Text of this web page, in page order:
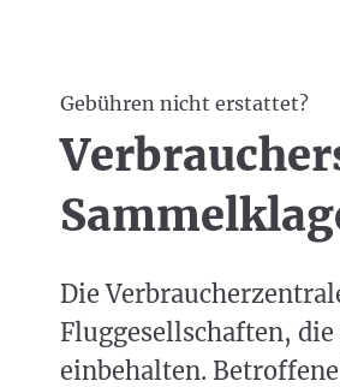
Gebühren nicht erstattet?
Die
Fluggesellschaften,
einbehalten.